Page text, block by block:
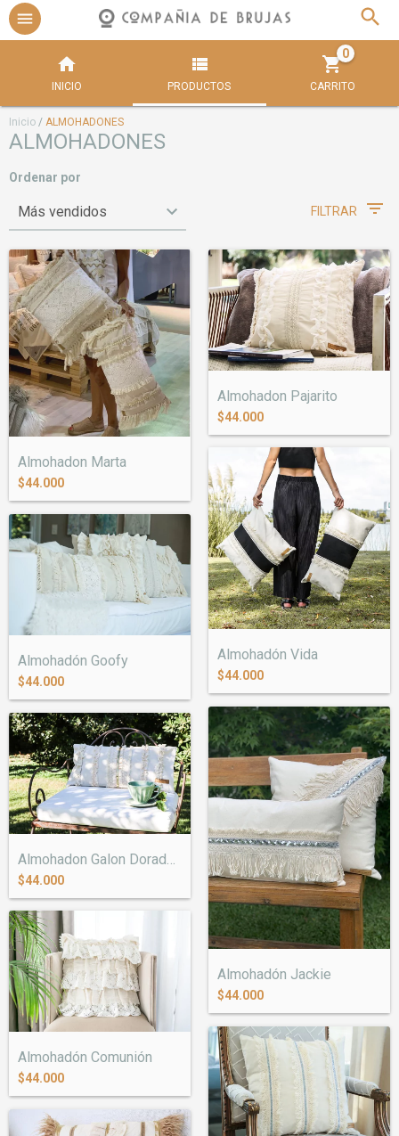
INICIO PRODUCTOS CARRITO
0
Inicio / ALMOHADONES
ALMOHADONES
Ordenar por
FILTRAR
Almohadon Marta
$44.000
Almohadon Pajarito
$44.000
Almohadón Goofy
$44.000
Almohadón Vida
$44.000
Almohadon Galon Dorado y Pompones
$44.000
Almohadón Jackie
$44.000
Almohadón Comunión
$44.000